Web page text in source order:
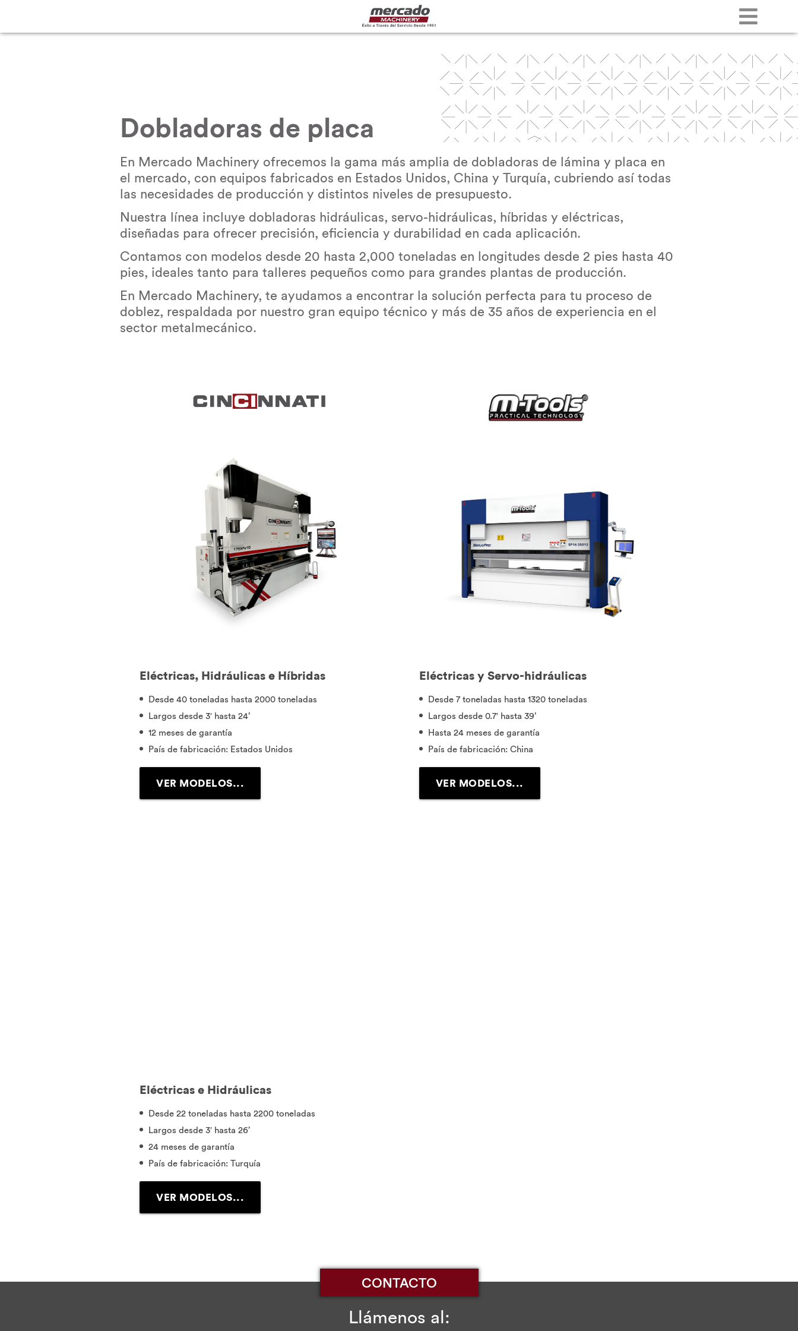
Dobladoras de placa
En Mercado Machinery ofrecemos la gama más amplia de dobladoras de lámina y placa en
el mercado, con equipos fabricados en Estados Unidos, China y Turquía, cubriendo así todas
las necesidades de producción y distintos niveles de presupuesto.
Nuestra línea incluye dobladoras hidráulicas, servo-hidráulicas, híbridas y eléctricas,
diseñadas para ofrecer precisión, eficiencia y durabilidad en cada aplicación.
Contamos con modelos desde 20 hasta 2,000 toneladas en longitudes desde 2 pies hasta 40
pies, ideales tanto para talleres pequeños como para grandes plantas de producción.
En Mercado Machinery, te ayudamos a encontrar la solución perfecta para tu proceso de
doblez, respaldada por nuestro gran equipo técnico y más de 35 años de experiencia en el
sector metalmecánico.
Eléctricas, Hidráulicas e Híbridas
Desde 40 toneladas hasta 2000 toneladas
Largos desde 3′ hasta 24’
12 meses de garantía
País de fabricación: Estados Unidos
VER MODELOS...
Eléctricas y Servo-hidráulicas
Desde 7 toneladas hasta 1320 toneladas
Largos desde 0.7′ hasta 39’
Hasta 24 meses de garantía
País de fabricación: China
VER MODELOS...
Eléctricas e Hidráulicas
Desde 22 toneladas hasta 2200 toneladas
Largos desde 3′ hasta 26’
24 meses de garantía
País de fabricación: Turquía
VER MODELOS...
CONTACTO
Llámenos al: